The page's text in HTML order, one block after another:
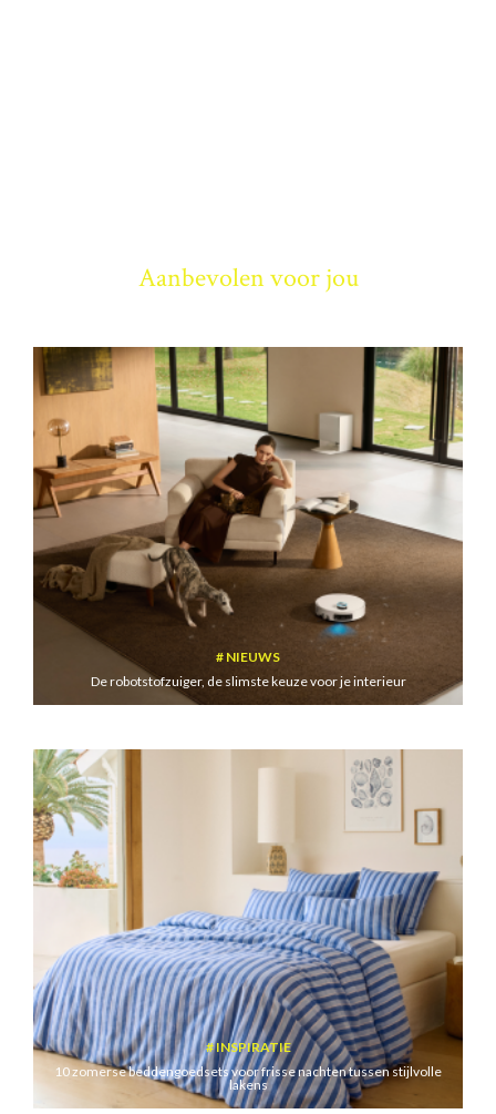
Aanbevolen voor jou
NIEUWS
De robotstofzuiger, de slimste keuze voor je interieur
INSPIRATIE
10 zomerse beddengoedsets voor frisse nachten tussen stijlvolle
lakens